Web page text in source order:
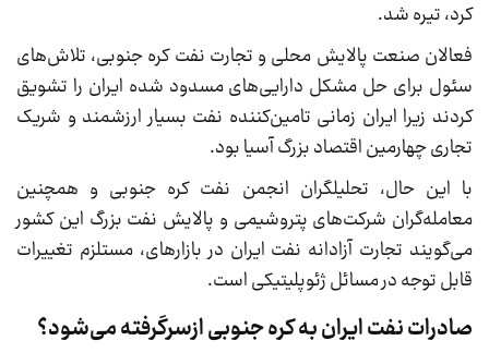
کرد، تیره شد.
فعالان صنعت پالایش محلی و تجارت نفت کره جنوبی، تلاش‌های
سئول برای حل مشکل دارایی‌های مسدود شده ایران را تشویق
کردند زیرا ایران زمانی تامین‌کننده نفت بسیار ارزشمند و شریک
تجاری چهارمین اقتصاد بزرگ آسیا بود.
با این حال، تحلیلگران انجمن نفت کره جنوبی و همچنین
معامله‌گران شرکت‌های پتروشیمی و پالایش نفت بزرگ این کشور
می‌گویند تجارت آزادانه نفت ایران در بازارهای، مستلزم تغییرات
قابل توجه در مسائل ژئوپلیتیکی است.
صادرات نفت ایران به کره جنوبی ازسرگرفته می‌شود؟